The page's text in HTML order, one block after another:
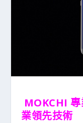
MOKCHI
業領先技術